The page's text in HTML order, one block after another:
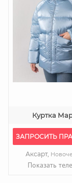
Куртка
ЗАПРОСИТЬ
Аксарт,
Показать